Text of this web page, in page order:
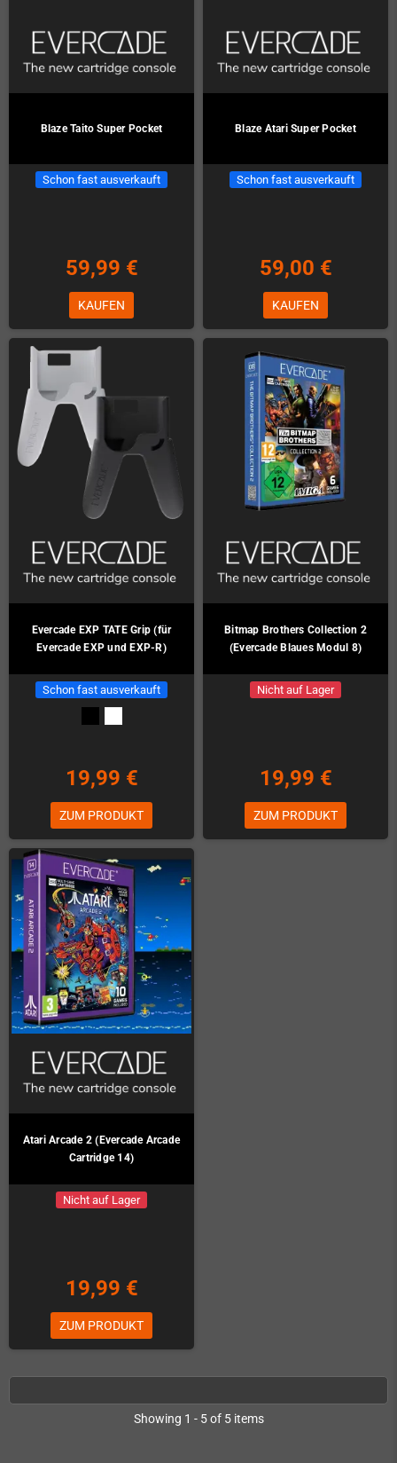
Blaze Taito Super Pocket
Schon fast ausverkauft
59,99 €
KAUFEN
Blaze Atari Super Pocket
Schon fast ausverkauft
59,00 €
KAUFEN
Evercade EXP TATE Grip (für
Evercade EXP und EXP-R)
Schon fast ausverkauft
19,99 €
ZUM PRODUKT
Bitmap Brothers Collection 2
(Evercade Blaues Modul 8)
Nicht auf Lager
19,99 €
ZUM PRODUKT
Atari Arcade 2 (Evercade Arcade
Cartridge 14)
Nicht auf Lager
19,99 €
ZUM PRODUKT
Showing 1 - 5 of 5 items